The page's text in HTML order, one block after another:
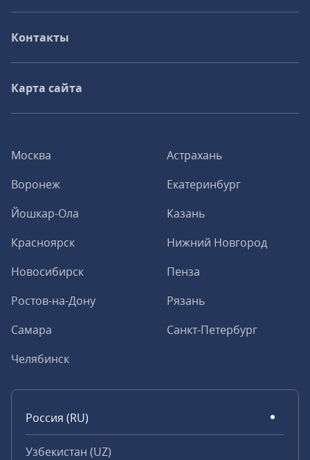
Москва
Астрахань
Воронеж
Екатеринбург
Йошкар-Ола
Казань
Красноярск
Нижний Новгород
Новосибирск
Пенза
Ростов-на-Дону
Рязань
Самара
Санкт-Петербург
Челябинск
Россия (RU)
Узбекистан (UZ)
Контакты
Карта сайта